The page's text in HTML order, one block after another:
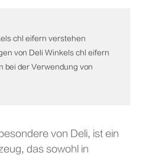
chl eifern verstehen
von Deli Winkels chl eifern
bei der Verwendung von
von Deli, ist ein
das sowohl in